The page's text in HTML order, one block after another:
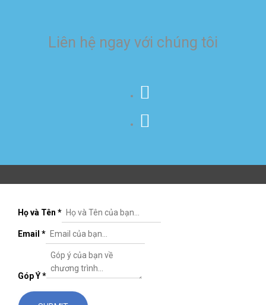
Liên hệ ngay với chúng tôi
Họ và Tên *
Email *
Góp Ý*